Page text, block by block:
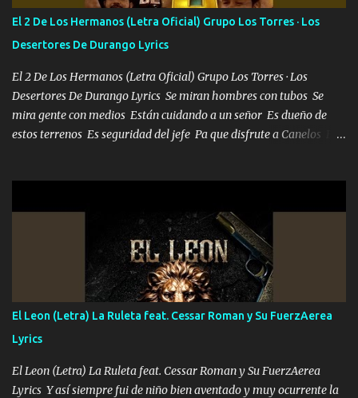
El 2 De Los Hermanos (Letra Oficial) Grupo Los Torres · Los
Desertores De Durango Lyrics
El 2 De Los Hermanos (Letra Oficial) Grupo Los Torres · Los
Desertores De Durango Lyrics Se miran hombres con tubos Se
mira gente con medios Están cuidando a un señor Es dueño de
estos terrenos Es seguridad del jefe Pa que disfrute a Canelos Es
ni tampoco las mujeres porque es platica de grandes por eso hay
que estar alegres doy las instrucciones para atender los deberes
Música Si es que salta algún problema de confianza tengo gente
ahí está el Hombre Cuarenta y también Pariente 7 arreglan
cualquier problema no más es cuestión que ordené NOS HACE
FALTA UN HERMANO DE CLAVE ERA EL 24 SIEMPRE FUE UN
HOMBRE VALIENTE POR ALGO M'URIÓ PELEAND0 SIEMPRE
VIO POR LA FAMILIA PARA QUE SIGA EL LEGADO Es el DOS de
los HERMANOS un cerebro inteligente y com...
El Leon (Letra) La Ruleta feat. Cessar Roman y Su FuerzAerea
Lyrics
El Leon (Letra) La Ruleta feat. Cessar Roman y Su FuerzAerea
Lyrics Y así siempre fui de niño bien aventado y muy ocurrente la